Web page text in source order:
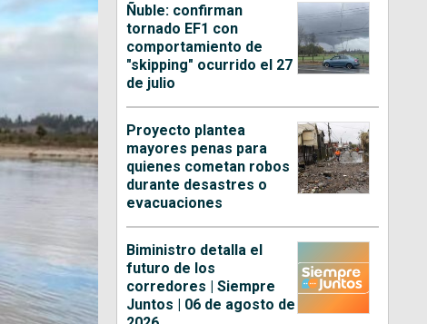
Ñuble: confirman
tornado EF1 con
comportamiento de
"skipping" ocurrido el 27
de julio
Proyecto plantea
mayores penas para
quienes cometan robos
durante desastres o
evacuaciones
Biministro detalla el
futuro de los
corredores | Siempre
Juntos | 06 de agosto de